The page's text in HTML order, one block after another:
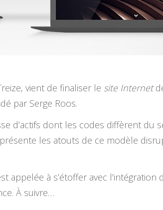
vient de finaliser le site Internet
par Serge Roos.
d’actifs dont les codes diffèrent du
les atouts de ce modèle
à s’étoffer avec
À suivre…